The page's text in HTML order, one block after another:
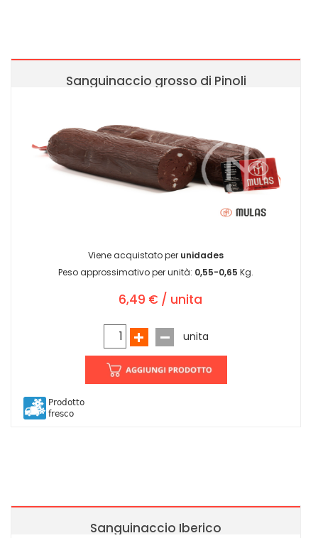
Sanguinaccio grosso di Pinoli
Viene acquistato per unidades
Peso approssimativo per unità: 0,55-0,65 Kg.
6,49 € / unita
unita
Prodotto
fresco
Sanguinaccio Iberico